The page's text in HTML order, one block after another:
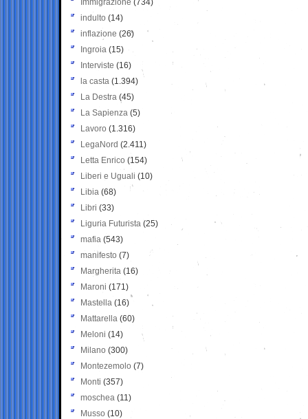
Immigrazione (734)
indulto (14)
inflazione (26)
Ingroia (15)
Interviste (16)
la casta (1.394)
La Destra (45)
La Sapienza (5)
Lavoro (1.316)
LegaNord (2.411)
Letta Enrico (154)
Liberi e Uguali (10)
Libia (68)
Libri (33)
Liguria Futurista (25)
mafia (543)
manifesto (7)
Margherita (16)
Maroni (171)
Mastella (16)
Mattarella (60)
Meloni (14)
Milano (300)
Montezemolo (7)
Monti (357)
moschea (11)
Musso (10)